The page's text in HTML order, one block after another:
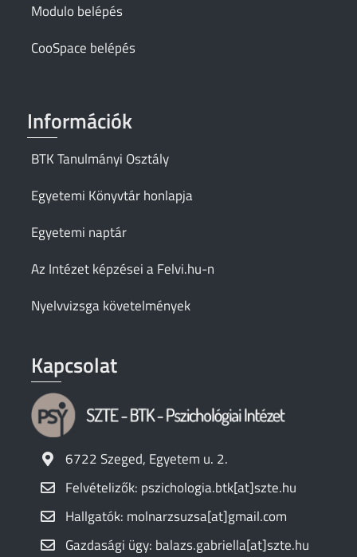
Modulo belépés
CooSpace belépés
Információk
BTK Tanulmányi Osztály
Egyetemi Könyvtár honlapja
Egyetemi naptár
Az Intézet képzései a Felvi.hu-n
Nyelvvizsga követelmények
Kapcsolat
6722 Szeged, Egyetem u. 2.
Felvételizők: pszichologia.btk[at]szte.hu
Hallgatók: molnarzsuzsa[at]gmail.com
Gazdasági ügy: balazs.gabriella[at]szte.hu